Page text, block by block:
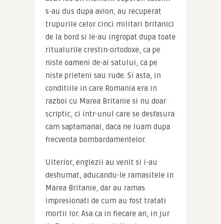
s-au dus dupa avion, au recuperat
trupurile celor cinci militari britanici
de la bord si le-au ingropat dupa toate
ritualurile crestin-ortodoxe, ca pe
niste oameni de-ai satului, ca pe
niste prieteni sau rude. Si asta, in
conditiile in care Romania era in
razboi cu Marea Britanie si nu doar
scriptic, ci intr-unul care se desfasura
cam saptamanal, daca ne luam dupa
frecventa bombardamentelor.
Ulterior, englezii au venit si i-au
deshumat, aducandu-le ramasitele in
Marea Britanie, dar au ramas
impresionati de cum au fost tratati
mortii lor. Asa ca in fiecare an, in jur